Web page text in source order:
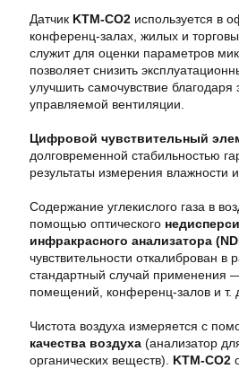
Датчик KTM-CO2 используется в
конференц-залах, жилых и
служит для оценки параметров
позволяет снизить
улучшить самочувствие благодаря
управляемой вентиляции.
Цифровой чувствительный
долговременной стабильностью
результаты измерения влажности
Содержание углекислого газа в
помощью оптического
инфракрасного анализатора
чувствительности откалиброван в
стандартный случай применения
помещений, конференц-залов и т.
Чистота воздуха измеряется с
качества воздуха (анализатор
органических веществ). KTM-CO2